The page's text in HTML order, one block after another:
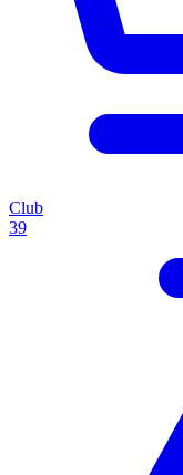
Club
39